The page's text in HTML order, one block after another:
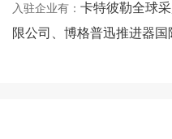
入驻企业有： 卡特彼勒全球采
限公司、博格普迅推进器